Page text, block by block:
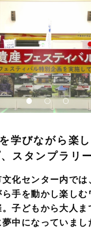
学びながら楽
スタンプラリ
化センター内では
手を動かし楽しむ
。子どもから大人ま
中になっていまし